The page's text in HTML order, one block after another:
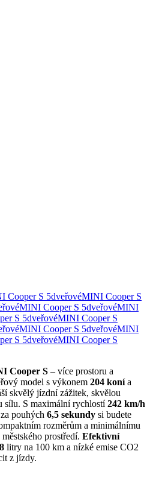
Cooper S 5dveřovéMINI Cooper S
MINI Cooper S 5dveřovéMINI
S 5dveřovéMINI Cooper S
MINI Cooper S 5dveřovéMINI
S 5dveřovéMINI Cooper S
Cooper S – více prostoru a
model s výkonem 204 konía
skvělý jízdní zážitek, skvělou
sílu. S maximální rychlostí242 km/h
pouhých 6,5 sekundy si budete
rozměrům a minimálnímu
prostředí. Efektivní
litry na 100 km a nízké emise CO2
z jízdy.